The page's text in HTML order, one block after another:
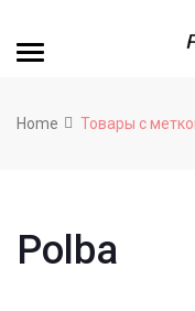
Home Товары с
Polba